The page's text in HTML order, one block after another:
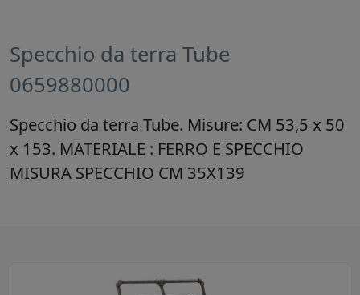
Specchio da terra Tube
0659880000
Specchio da terra Tube. Misure: CM 53,5 x 50
x 153. MATERIALE : FERRO E SPECCHIO
MISURA SPECCHIO CM 35X139